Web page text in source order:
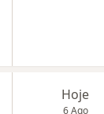
Hoje
6 Ago